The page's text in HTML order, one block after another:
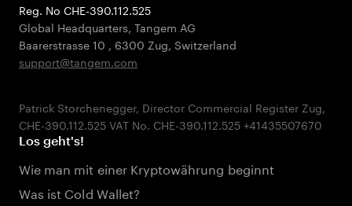
Reg. No CHE-390.112.525
Global Headquarters, Tangem AG
Baarerstrasse 10 , 6300 Zug, Switzerland
support@tangem.com
Patrick Storchenegger, Director Commercial Register Zug,
Los geht's!
Wie man mit einer Kryptowährung beginnt
Was ist Cold Wallet?